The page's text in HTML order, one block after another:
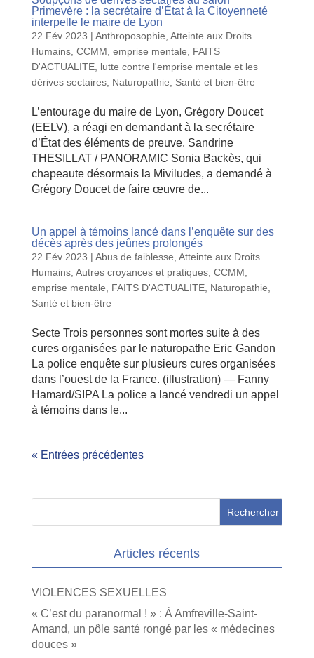
Primevère : la secrétaire d’État à la Citoyenneté
interpelle le maire de Lyon
22 Fév 2023 | Anthroposophie Atteinte aux Droits
Humains, CCMM emprise mentale
FAITS
D'ACTUALITE, lutte contre l'emprise mentale et les
dérives sectaires, Naturopathie Santé et bien-être
L’entourage du maire de Lyon, Grégory Doucet
(EELV), a réagi en demandant à la secrétaire
d’État des éléments de preuve. Sandrine
THESILLAT / PANORAMIC Sonia Backès, qui
chapeaute désormais la Miviludes, a demandé à
Grégory Doucet de faire œuvre de...
Un appel à témoins lancé dans l’enquête sur des
décès après des jeûnes prolongés
22 Fév 2023 | Abus de faiblesse Atteinte aux Droits
Humains, Autres croyances et pratiques, CCMM
emprise mentale
FAITS D'ACTUALITE, Naturopathie
Santé et bien-être
Secte Trois personnes sont mortes suite à des
cures organisées par le naturopathe Eric Gandon
La police enquête sur plusieurs cures organisées
dans l’ouest de la France. (illustration) — Fanny
Hamard/SIPA La police a lancé vendredi un appel
à témoins dans le...
« Entrées précédentes
Articles récents
VIOLENCES SEXUELLES
« C’est du paranormal ! » : À Amfreville-Saint-
Amand, un pôle santé rongé par les « médecines
douces »